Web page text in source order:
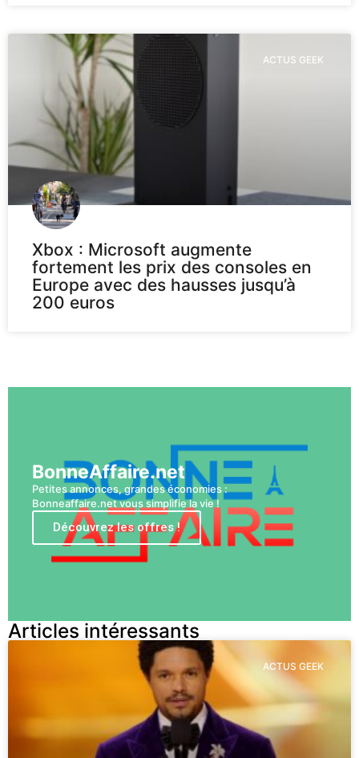
ACTUS GEEK
Xbox : Microsoft augmente
fortement les prix des consoles en
Europe avec des hausses jusqu’à
200 euros
BonneAffaire.net
Petites annonces, grandes économies :
Bonneaffaire.net vous simplifie la vie !
Découvrez les offres !
Articles intéressants
ACTUS GEEK